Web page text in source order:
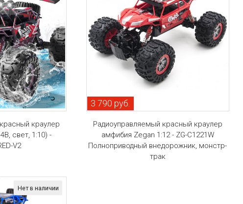
краулер
свет, 1:10) -
V2
3 790 руб.
Радиоуправляемый красный краулер
амфибия Zegan 1:12 - ZG-C1221W
Полноприводный внедорожник, монстр-
трак
Нет в наличии